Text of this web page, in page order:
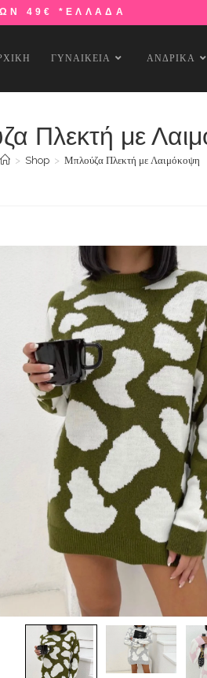
49€ *ΕΛΛΑΔΑ
ΓΥΝΑΙΚΕΙΑ ΑΝΔΡΙΚΑ
Πλεκτή με
> Shop > Μπλούζα Πλεκτή με Λαιμόκοψη